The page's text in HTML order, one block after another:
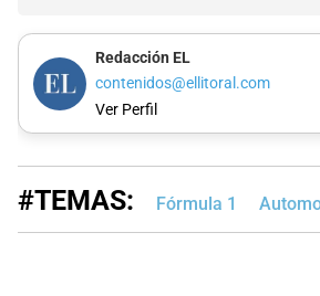
Redacción EL
contenidos@ellitoral.com
Ver Perfil
#TEMAS: Fórmula 1